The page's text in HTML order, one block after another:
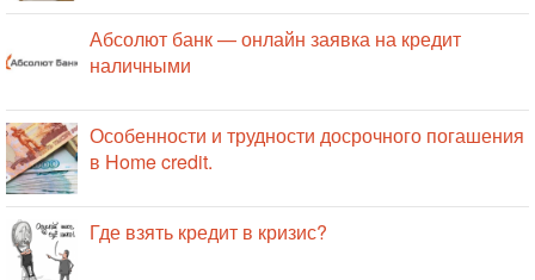
Абсолют банк — онлайн заявка на кредит
наличными
Особенности и трудности досрочного погашения
в Home credit.
Где взять кредит в кризис?